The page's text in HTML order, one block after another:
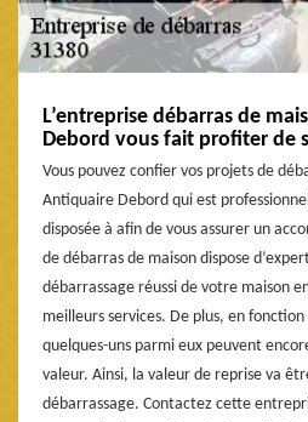
L’entreprise débarras de
Debord vous fait profiter de
Vous pouvez confier vos projets de
Antiquaire Debord qui est
disposée à afin de vous assurer un
de débarras de maison dispose
débarrassage réussi de votre maison
meilleurs services. De plus, en
quelques-uns parmi eux peuvent
valeur. Ainsi, la valeur de reprise va
débarrassage. Contactez cette